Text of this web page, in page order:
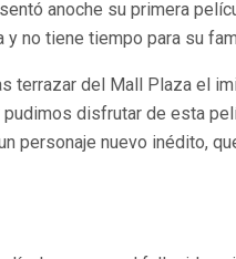
anoche su primera
no tiene tiempo para su
terrazar del Mall Plaza el
disfrutar de esta
personaje nuevo inédito,